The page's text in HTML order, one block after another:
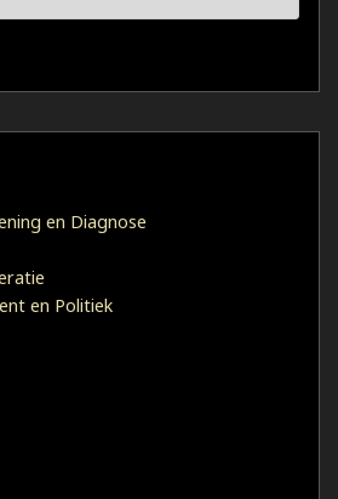
en Diagnose
en Politiek